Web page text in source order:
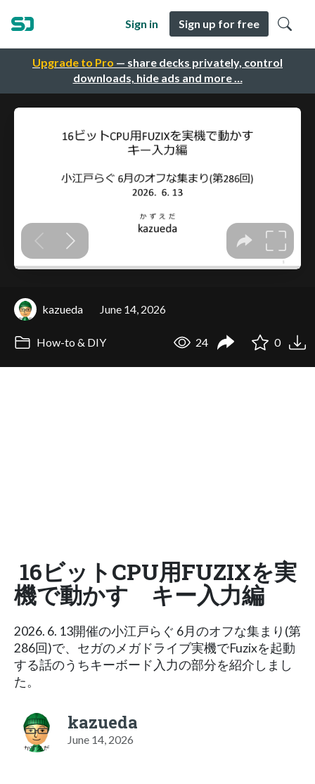
Upgrade to Pro — share decks privately, control
downloads, hide ads and more …
Sign in Sign up for free
kazueda June 14, 2026
How-to & DIY 24 0
16ビットCPU用FUZIXを実
機で動かす キー入力編
2026. 6. 13開催の小江戸らぐ 6月のオフな集まり(第
286回)で、セガのメガドライブ実機でFuzixを起動
する話のうちキーボード入力の部分を紹介しまし
た。
kazueda
June 14, 2026